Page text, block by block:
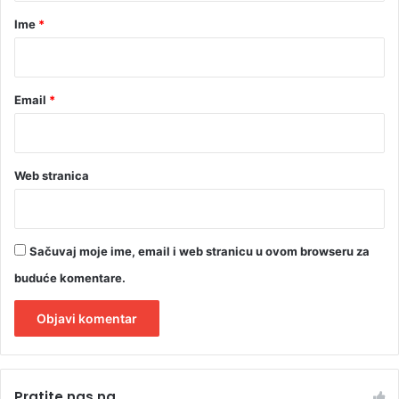
i
T
v
rIme *
Email *
Web stranica
Sačuvaj moje ime, email i web stranicu u ovom browseru za
buduće komentare.